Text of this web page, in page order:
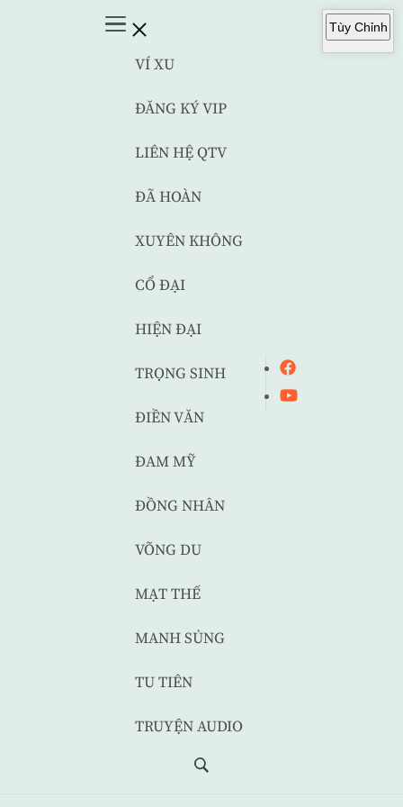
VÍ XU
ĐĂNG KÝ VIP
LIÊN HỆ QTV
ĐÃ HOÀN
XUYÊN KHÔNG
CỔ ĐẠI
HIỆN ĐẠI
TRỌNG SINH
ĐIỀN VĂN
ĐAM MỸ
ĐỒNG NHÂN
VÕNG DU
MẠT THẾ
MANH SỦNG
TU TIÊN
TRUYỆN AUDIO
Tùy Chỉnh